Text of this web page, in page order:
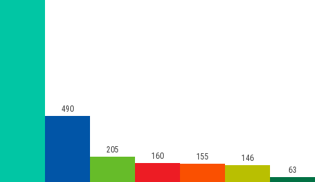
490
205
160 155
146
63